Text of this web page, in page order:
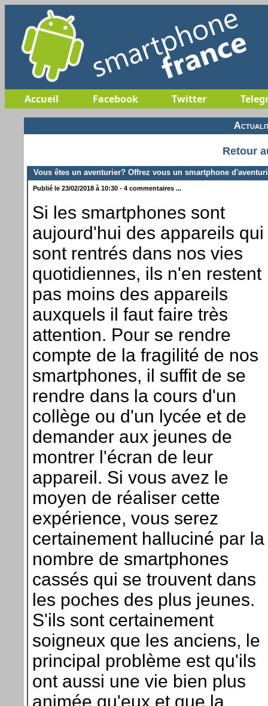
Accueil Facebook Twitter
Retour
Vous êtes un aventurier? Offrez vous un smartphone
Publié le 23/02/2018 à 10:30 - 4 commentaires ...
Si les smartphones sont
aujourd'hui des appareils qui
sont rentrés dans nos vies
quotidiennes, ils n'en restent
pas moins des appareils
auxquels il faut faire très
attention. Pour se rendre
compte de la fragilité de nos
smartphones, il suffit de se
rendre dans la cours d'un
collège ou d'un lycée et de
demander aux jeunes de
montrer l'écran de leur
appareil. Si vous avez le
moyen de réaliser cette
expérience, vous serez
certainement halluciné par la
nombre de smartphones
cassés qui se trouvent dans
les poches des plus jeunes.
S'ils sont certainement
soigneux que les anciens, le
principal problème est qu'ils
ont aussi une vie bien plus
animée qu'eux et que la